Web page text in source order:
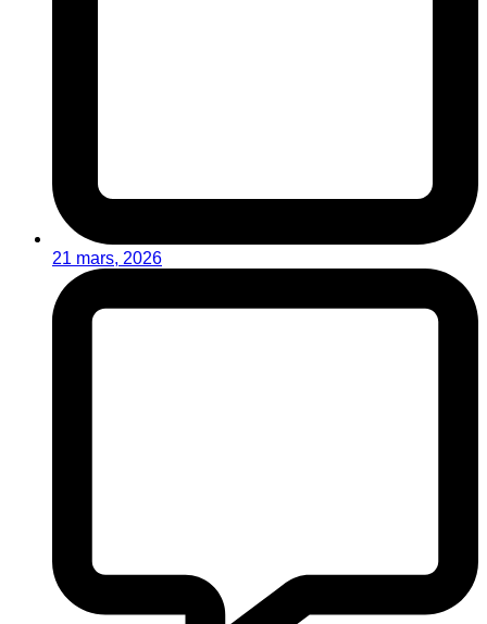
21 mars, 2026